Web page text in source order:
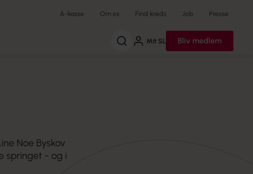
A-kasse Om os Find kreds Job Presse
Mit SL Bliv medlem
Noe Byskov
springet - og i